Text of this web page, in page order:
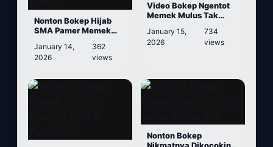
Nonton Bokep Hijab
SMA Pamer Memek
January 14,
2026
362
views
Video Bokep Ngentot
Memek Mulus Tak
January 15,
2026
734
views
Nonton Bokep